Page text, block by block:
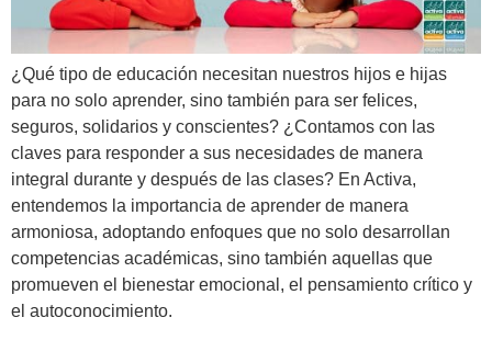
¿Qué tipo de educación necesitan nuestros hijos e hijas
para no solo aprender, sino también para ser felices,
seguros, solidarios y conscientes? ¿Contamos con las
claves para responder a sus necesidades de manera
integral durante y después de las clases? En Activa,
entendemos la importancia de aprender de manera
armoniosa, adoptando enfoques que no solo desarrollan
competencias académicas, sino también aquellas que
promueven el bienestar emocional, el pensamiento crítico y
el autoconocimiento.